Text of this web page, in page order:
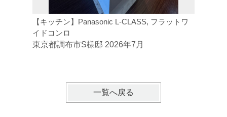
【キッチン】Panasonic L-CLASS, フラットワ
イドコンロ
東京都調布市S様邸 2026年7月
一覧へ戻る